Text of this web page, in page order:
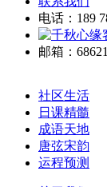
电话：189
邮箱：
社区生活
日课精髓
成语天地
唐弦宋韵
运程预测